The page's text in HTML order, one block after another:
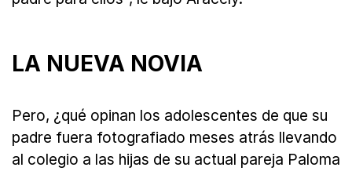
LA NUEVA NOVIA
Pero, ¿qué opinan los adolescentes de que su
padre fuera fotografiado meses atrás llevando
al colegio a las hijas de su actual pareja Paloma